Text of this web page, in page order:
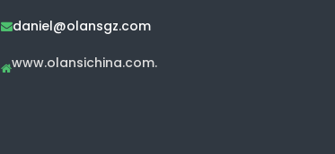
daniel@olansgz.com
www.olansichina.com.